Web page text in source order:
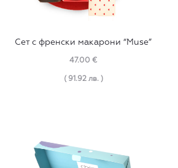
Сет с френски макарони “Muse”
47.00€
( 91.92 лв. )